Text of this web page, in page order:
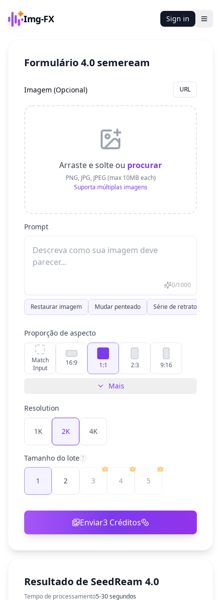
Img-FX Sign in
Formulário 4.0 semeream
Imagem (Opcional) URL
Arraste e solte ou procurar
PNG, JPG, JPEG (max 10MB each)
Suporta múltiplas imagens
Prompt
0/1000
Restaurar imagem Mudar penteado Série de retratos
Proporção de aspecto
Match
Input
16:9 1:1 2:3 9:16
Mais
Resolution
1K 2K 4K
Tamanho do lote ?
1 2 3 4 5
Enviar3 Créditos
Resultado de SeedReam 4.0
Tempo de processamento5-30 segundos